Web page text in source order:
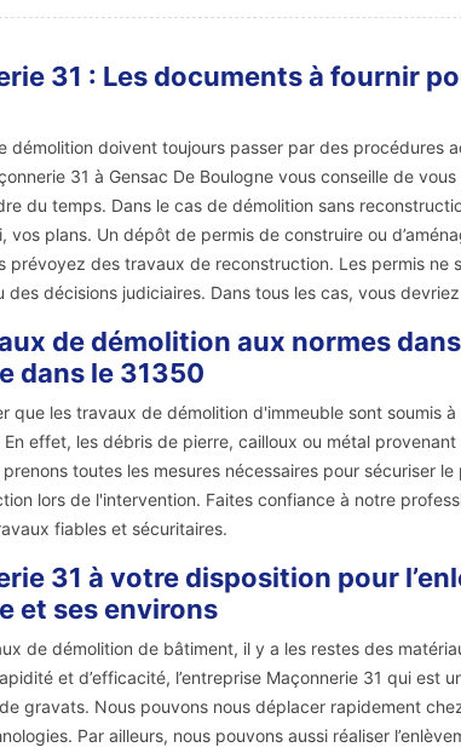
31 : Les documents à fournir
démolition doivent toujours passer par des procédures
31 à Gensac De Boulogne vous conseille de
du temps. Dans le cas de démolition sans
vos plans. Un dépôt de permis de construire ou
prévoyez des travaux de reconstruction. Les permis
des décisions judiciaires. Dans tous les cas, vous
de démolition aux normes
dans le 31350
que les travaux de démolition d'immeuble sont soumis
effet, les débris de pierre, cailloux ou métal
toutes les mesures nécessaires pour sécuriser
lors de l'intervention. Faites confiance à notre
fiables et sécuritaires.
31 à votre disposition pour
et ses environs
de démolition de bâtiment, il y a les restes des
et d’efficacité, l’entreprise Maçonnerie 31 qui est
gravats. Nous pouvons nous déplacer rapidement
Par ailleurs, nous pouvons aussi réaliser